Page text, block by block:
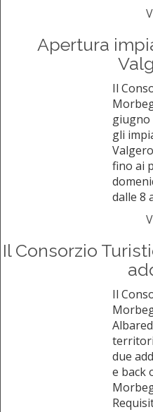
Apertura
Il
giugno
gli
fino ai
dalle 8
Il Consorzio
Il
due
e back